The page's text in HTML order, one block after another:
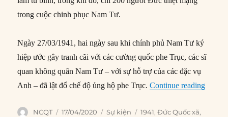
trong cuộc chinh phục Nam Tư.
Ngày 27/03/1941, hai ngày sau khi chính phủ Nam Tư ký
hiệp ước gây tranh cãi với các cường quốc phe Trục, các sĩ
quan không quân Nam Tư – với sự hỗ trợ của các đặc vụ
Anh – đã lật đổ chế độ ủng hộ phe Trục.Continue reading“17/
Author
NCQT
Posted
17/04/2020 Categories
Sự kiện Tags
1941,Đức Quốc xã,